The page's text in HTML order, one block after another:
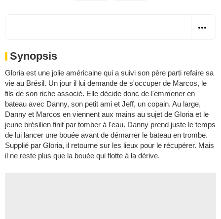
Synopsis
Gloria est une jolie américaine qui a suivi son père parti refaire sa
vie au Brésil. Un jour il lui demande de s'occuper de Marcos, le
fils de son riche associé. Elle décide donc de l'emmener en
bateau avec Danny, son petit ami et Jeff, un copain. Au large,
Danny et Marcos en viennent aux mains au sujet de Gloria et le
jeune brésilien finit par tomber à l'eau. Danny prend juste le temps
de lui lancer une bouée avant de démarrer le bateau en trombe.
Supplié par Gloria, il retourne sur les lieux pour le récupérer. Mais
il ne reste plus que la bouée qui flotte à la dérive.